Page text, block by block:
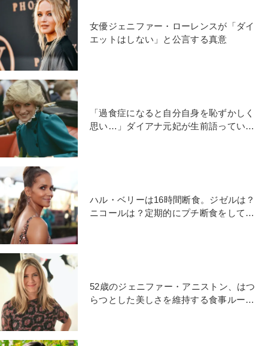
女優ジェニファー・ローレンスが「ダイ
エットはしない」と公言する真意
「過食症になると自分自身を恥ずかしく
思い…」ダイアナ元妃が生前語っていた
ハル・ベリーは16時間断食。ジゼルは？
ニコールは？定期的にプチ断食をしてい
52歳のジェニファー・アニストン、はつ
らつとした美しさを維持する食事ルール